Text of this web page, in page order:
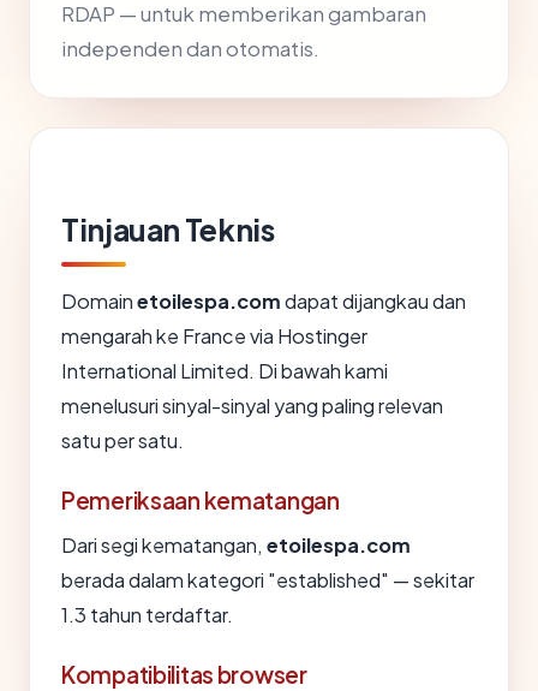
RDAP — untuk memberikan gambaran
independen dan otomatis.
Tinjauan Teknis
Domainetoilespa.comdapat dijangkau dan
mengarah ke France via Hostinger
International Limited. Di bawah kami
menelusuri sinyal-sinyal yang paling relevan
satu per satu.
Pemeriksaan kematangan
Dari segi kematangan, etoilespa.com
berada dalam kategori "established" — sekitar
1.3 tahun terdaftar.
Kompatibilitas browser